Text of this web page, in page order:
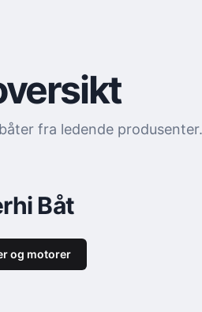
fra ledende produsenter.
Båt
og motorer